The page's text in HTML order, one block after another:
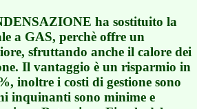
ha sostituito la
a GAS, perchè offre un
sfruttando anche il calore dei
Il vantaggio è un risparmio in
inoltre i costi di gestione sono
inquinanti sono minime e